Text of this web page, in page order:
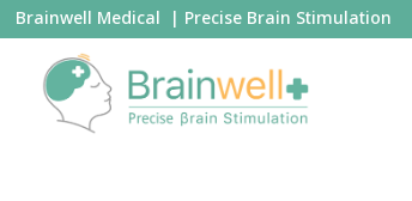
Brainwell Medical | Precise Brain Stimulation